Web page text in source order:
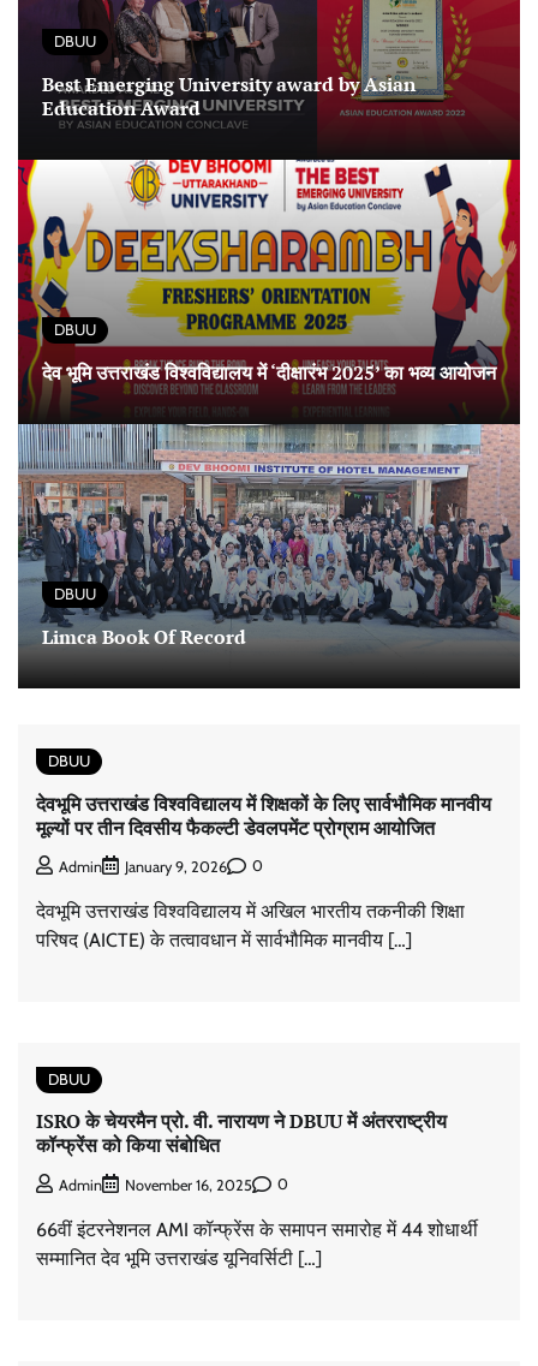
DBUU
Best Emerging University award by Asian
Education Award
DBUU
देव भूमि उत्तराखंड विश्वविद्यालय में ‘दीक्षारंभ 2025’ का भव्य आयोजन
DBUU
Limca Book Of Record
DBUU
देवभूमि उत्तराखंड विश्वविद्यालय में शिक्षकों के लिए सार्वभौमिक मानवीय
मूल्यों पर तीन दिवसीय फैकल्टी डेवलपमेंट प्रोग्राम आयोजित
Admin January 9, 2026 0
देवभूमि उत्तराखंड विश्वविद्यालय में अखिल भारतीय तकनीकी शिक्षा
परिषद (AICTE) के तत्वावधान में सार्वभौमिक मानवीय […]
DBUU
ISRO के चेयरमैन प्रो. वी. नारायण ने DBUU में अंतरराष्ट्रीय
कॉन्फ्रेंस को किया संबोधित
Admin November 16, 2025 0
66वीं इंटरनेशनल AMI कॉन्फ्रेंस के समापन समारोह में 44 शोधार्थी
सम्मानित देव भूमि उत्तराखंड यूनिवर्सिटी […]